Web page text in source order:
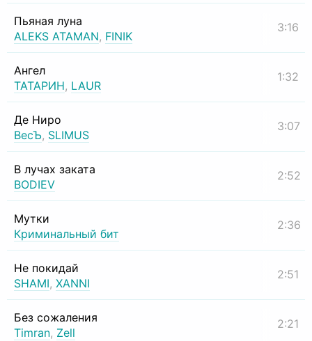
Пьяная луна
ALEKS ATAMAN, FINIK
3:16
Ангел
ТАТАРИН, LAUR
1:32
Де Ниро
ВесЪ, SLIMUS
3:07
В лучах заката
BODIEV
2:52
Мутки
Криминальный бит
2:36
Не покидай
SHAMI, XANNI
2:51
Без сожаления
Timran, Zell
2:21